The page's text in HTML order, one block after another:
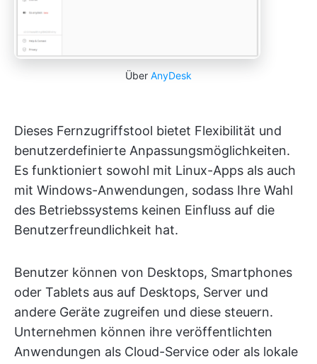
Über AnyDesk
Dieses Fernzugriffstool bietet Flexibilität und
benutzerdefinierte Anpassungsmöglichkeiten.
Es funktioniert sowohl mit Linux-Apps als auch
mit Windows-Anwendungen, sodass Ihre Wahl
des Betriebssystems keinen Einfluss auf die
Benutzerfreundlichkeit hat.
Benutzer können von Desktops, Smartphones
oder Tablets aus auf Desktops, Server und
andere Geräte zugreifen und diese steuern.
Unternehmen können ihre veröffentlichten
Anwendungen als Cloud-Service oder als lokale